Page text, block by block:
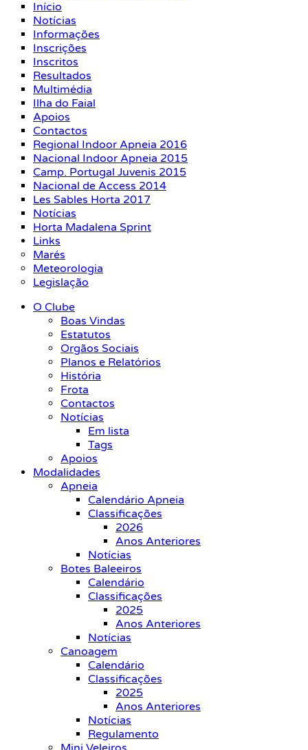
Início
Notícias
Informações
Inscrições
Inscritos
Resultados
Multimédia
Ilha do Faial
Apoios
Contactos
Regional Indoor Apneia 2016
Nacional Indoor Apneia 2015
Camp. Portugal Juvenis 2015
Nacional de Access 2014
Les Sables Horta 2017
Notícias
Horta Madalena Sprint
Links
Marés
Meteorologia
Legislação
O Clube
Boas Vindas
Estatutos
Orgãos Sociais
Planos e Relatórios
História
Frota
Contactos
Notícias
Em lista
Tags
Apoios
Modalidades
Apneia
Calendário Apneia
Classificações
2026
Anos Anteriores
Notícias
Botes Baleeiros
Calendário
Classificações
2025
Anos Anteriores
Notícias
Canoagem
Calendário
Classificações
2025
Anos Anteriores
Notícias
Regulamento